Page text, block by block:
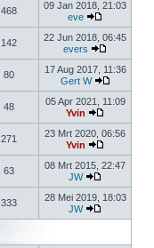
468
09 Jan 2018, 21:03
eve
142
22 Jun 2018, 06:45
evers
80
17 Aug 2017, 11:36
Gert W
48
05 Apr 2021, 11:09
Yvin
271
23 Mrt 2020, 06:56
Yvin
63
08 Mrt 2015, 22:47
JW
333
28 Mei 2019, 18:03
JW